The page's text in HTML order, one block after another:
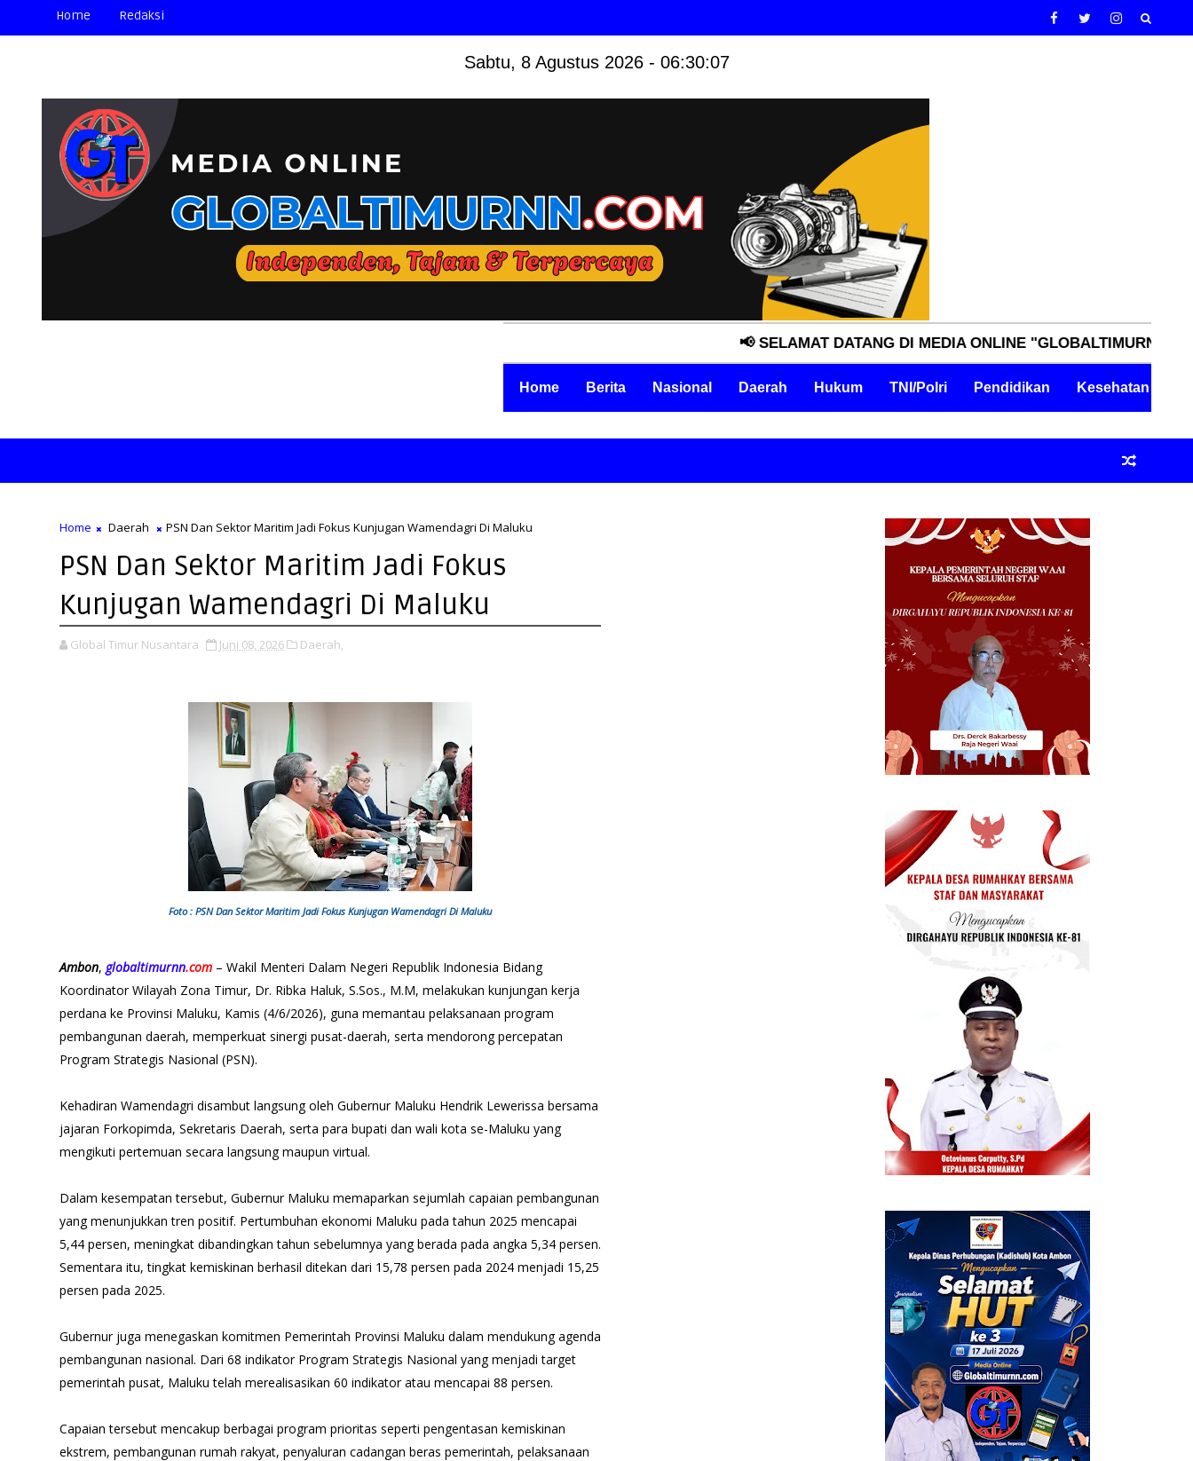
Home Redaksi
Sabtu, 8 Agustus 2026 - 06:30:08
📢 SELAMAT DATANG DI MEDIA ONLINE "GLOBALTIMURNN.COM"
Home Berita Nasional Daerah Hukum TNI/Polri Pendidikan Kesehatan
Home Daerah PSN Dan Sektor Maritim Jadi Fokus Kunjugan Wamendagri Di Maluku
PSN Dan Sektor Maritim Jadi Fokus
Kunjugan Wamendagri Di Maluku
Global Timur Nusantara Juni 08, 2026 Daerah,
Foto : PSN Dan Sektor Maritim Jadi Fokus Kunjugan Wamendagri Di Maluku
Ambon, globaltimurnn.com – Wakil Menteri Dalam Negeri Republik Indonesia Bidang
Koordinator Wilayah Zona Timur, Dr. Ribka Haluk, S.Sos., M.M, melakukan kunjungan kerja
perdana ke Provinsi Maluku, Kamis (4/6/2026), guna memantau pelaksanaan program
pembangunan daerah, memperkuat sinergi pusat-daerah, serta mendorong percepatan
Program Strategis Nasional (PSN).
Kehadiran Wamendagri disambut langsung oleh Gubernur Maluku Hendrik Lewerissa bersama
jajaran Forkopimda, Sekretaris Daerah, serta para bupati dan wali kota se-Maluku yang
mengikuti pertemuan secara langsung maupun virtual.
Dalam kesempatan tersebut, Gubernur Maluku memaparkan sejumlah capaian pembangunan
yang menunjukkan tren positif. Pertumbuhan ekonomi Maluku pada tahun 2025 mencapai
5,44 persen, meningkat dibandingkan tahun sebelumnya yang berada pada angka 5,34 persen.
Sementara itu, tingkat kemiskinan berhasil ditekan dari 15,78 persen pada 2024 menjadi 15,25
persen pada 2025.
Gubernur juga menegaskan komitmen Pemerintah Provinsi Maluku dalam mendukung agenda
pembangunan nasional. Dari 68 indikator Program Strategis Nasional yang menjadi target
pemerintah pusat, Maluku telah merealisasikan 60 indikator atau mencapai 88 persen.
Capaian tersebut mencakup berbagai program prioritas seperti pengentasan kemiskinan
ekstrem, pembangunan rumah rakyat, penyaluran cadangan beras pemerintah, pelaksanaan